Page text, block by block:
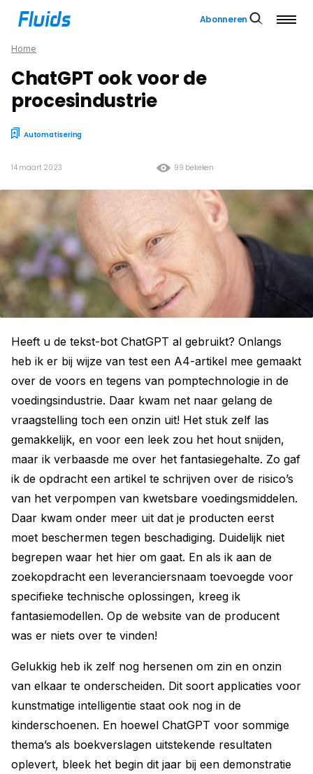
Abonneren
Home
ChatGPT ook voor de
procesindustrie
Automatisering
99 bekeken
14 maart 2023
Heeft u de tekst-bot ChatGPT al gebruikt? Onlangs
heb ik er bij wijze van test een A4-artikel mee gemaakt
over de voors en tegens van pomptechnologie in de
voedingsindustrie. Daar kwam net naar gelang de
vraagstelling toch een onzin uit! Het stuk zelf las
gemakkelijk, en voor een leek zou het hout snijden,
maar ik verbaasde me over het fantasiegehalte. Zo gaf
ik de opdracht een artikel te schrijven over de risico’s
van het verpompen van kwetsbare voedingsmiddelen.
Daar kwam onder meer uit dat je producten eerst
moet beschermen tegen beschadiging. Duidelijk niet
begrepen waar het hier om gaat. En als ik aan de
zoekopdracht een leveranciersnaam toevoegde voor
specifieke technische oplossingen, kreeg ik
fantasiemodellen. Op de website van de producent
was er niets over te vinden!
Gelukkig heb ik zelf nog hersenen om zin en onzin
van elkaar te onderscheiden. Dit soort applicaties voor
kunstmatige intelligentie staat ook nog in de
kinderschoenen. En hoewel ChatGPT voor sommige
thema’s als boekverslagen uitstekende resultaten
oplevert, bleek het begin dit jaar bij een demonstratie